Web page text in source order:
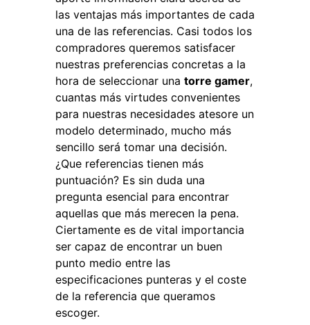
las ventajas más importantes de cada
una de las referencias. Casi todos los
compradores queremos satisfacer
nuestras preferencias concretas a la
hora de seleccionar una torre gamer,
cuantas más virtudes convenientes
para nuestras necesidades atesore un
modelo determinado, mucho más
sencillo será tomar una decisión.
¿Que referencias tienen más
puntuación? Es sin duda una
pregunta esencial para encontrar
aquellas que más merecen la pena.
Ciertamente es de vital importancia
ser capaz de encontrar un buen
punto medio entre las
especificaciones punteras y el coste
de la referencia que queramos
escoger.